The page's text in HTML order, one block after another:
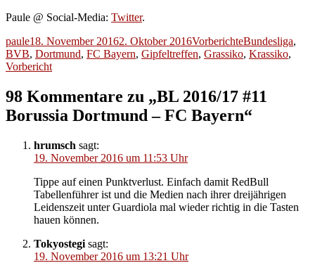
Paule @ Social-Media: Twitter.
Autor
pauleVeröffentlicht
am
18. November 20162. Oktober 2016Kategorien
VorberichteSchlagwörter
Bundesliga,
BVB, Dortmund, FC Bayern, Gipfeltreffen, Grassiko, Krassiko,
Vorbericht
98 Kommentare zu „BL 2016/17 #11
Borussia Dortmund – FC Bayern“
hrumsch sagt:
19. November 2016 um 11:53 Uhr
Tippe auf einen Punktverlust. Einfach damit RedBull
Tabellenführer ist und die Medien nach ihrer dreijährigen
Leidenszeit unter Guardiola mal wieder richtig in die Tasten
hauen können.
Tokyostegi sagt:
19. November 2016 um 13:21 Uhr